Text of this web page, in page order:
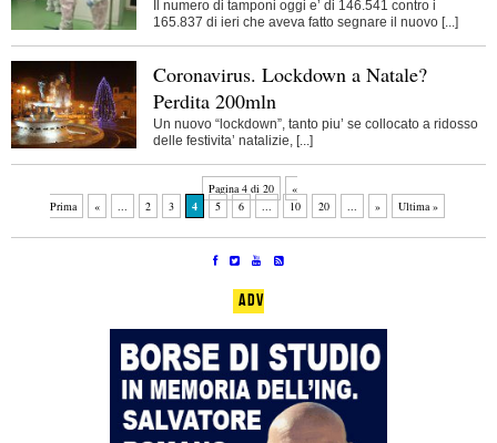
Il numero di tamponi oggi e’ di 146.541 contro i
165.837 di ieri che aveva fatto segnare il nuovo [...]
Coronavirus. Lockdown a Natale?
Perdita 200mln
Un nuovo “lockdown”, tanto piu’ se collocato a ridosso
delle festivita’ natalizie, [...]
Pagina 4 di 20
«
Prima
« 2 3 4 5 6 ... 10 20 » Ultima »
ADV